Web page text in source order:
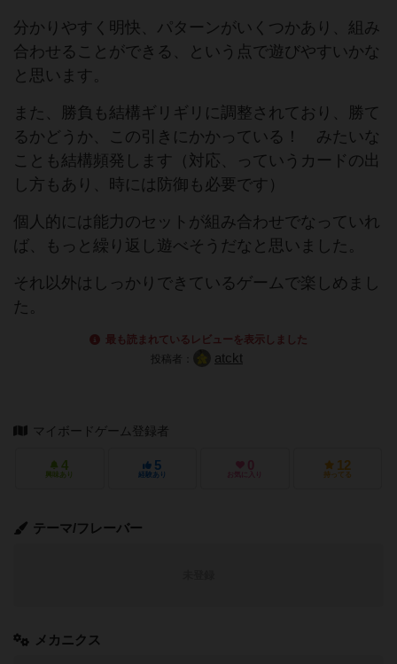
分かりやすく明快、パターンがいくつかあり、組み
合わせることができる、という点で遊びやすいかな
と思います。
また、勝負も結構ギリギリに調整されており、勝て
るかどうか、この引きにかかっている！ みたいな
ことも結構頻発します（対応、っていうカードの出
し方もあり、時には防御も必要です）
個人的には能力のセットが組み合わせでなっていれ
ば、もっと繰り返し遊べそうだなと思いました。
それ以外はしっかりできているゲームで楽しめまし
た。
最も読まれているレビューを表示しました
投稿者：
atckt
マイボードゲーム登録者
4
興味あり
5
経験あり
0
お気に入り
12
持ってる
テーマ/フレーバー
メカニクス